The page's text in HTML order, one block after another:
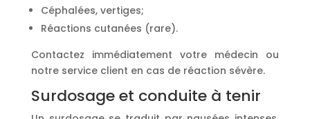
Céphalées, vertiges;
Réactions cutanées (rare).
Contactez immédiatement votre médecin ou
notre service client en cas de réaction sévère.
Surdosage et conduite à tenir